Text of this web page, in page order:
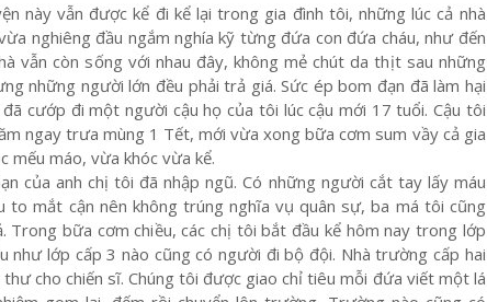
ện này vẫn được kể đi kểlại trong gia đình tôi, những lúc cả nhà
ừa nghiêng đầu ngắm nghía kỹ từng đứa con đứa cháu, nhưđến
vẫn còn sống với nhau đây, không mẻ chút da thịt sau những
ng những người lớn đều phải trả giá. Sức ép bom đạn đã làm hại
cướp đi một người cậu họ của tôi lúc cậu mới 17 tuổi. Cậu tôi
ngay trưa mùng 1 Tết, mới vừa xong bữa cơm sum vầy cả gia
mếu máo, vừa khóc vừa kể.
ạn của anh chị tôi đã nhập ngũ. Có những người cắt tay lấy máu
to mắt cận nên không trúng nghĩa vụ quân sự, ba má tôi cũng
. Trong bữa cơm chiều, các chị tôi bắt đầu kểhôm nay trong lớp
u nhưlớp cấp 3 nào cũng có người đi bộ đội. Nhà trường cấp hai
ưcho chiến sĩ. Chúng tôi được giao chỉ tiêu mỗi đứa viết một lá